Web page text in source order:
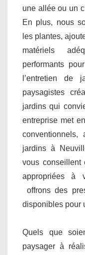
une allée ou un
En plus, nous
les plantes,
matériels
performants
l’entretien de
paysagistes
jardins qui
entreprise met
conventionnels,
jardins à
vous conseillent
appropriées à
offrons des
disponibles pour
Quels que
paysager à